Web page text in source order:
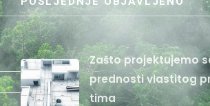
Zašto projektujemo
prednosti vlastitog
tima